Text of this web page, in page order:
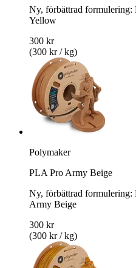
Ny, förbättrad formulering:
Yellow
300 kr
(300 kr / kg)
Polymaker
PLA Pro Army Beige
Ny, förbättrad formulering:
Army Beige
300 kr
(300 kr / kg)